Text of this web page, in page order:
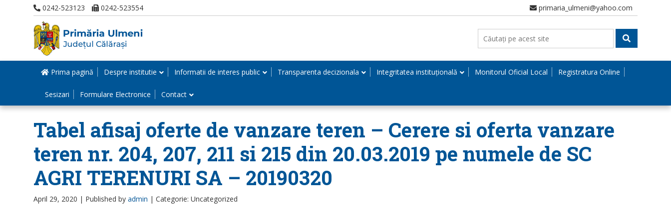
0242-523123 0242-523554 primaria_ulmeni@yahoo.com
Prima pagină Despre institutie Informatii de interes public Transparenta decizionala Integritatea instituțională Monitorul Oficial Local Registratura Online
Sesizari Formulare Electronice Contact
Tabel afisaj oferte de vanzare teren – Cerere si oferta vanzare
teren nr. 204, 207, 211 si 215 din 20.03.2019 pe numele de SC
AGRI TERENURI SA – 20190320
April 29, 2020 | Published by admin | Categorie: Uncategorized